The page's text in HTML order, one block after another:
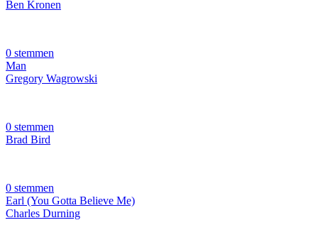
Ben Kronen
0 stemmen
Man
Gregory Wagrowski
0 stemmen
Brad Bird
0 stemmen
Earl (You Gotta Believe Me)
Charles Durning